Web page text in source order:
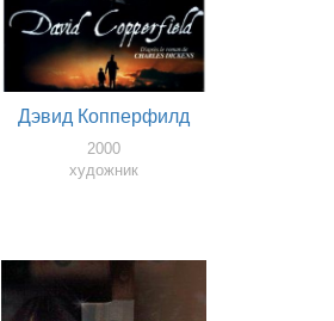
Дэвид Копперфилд
2000
художник